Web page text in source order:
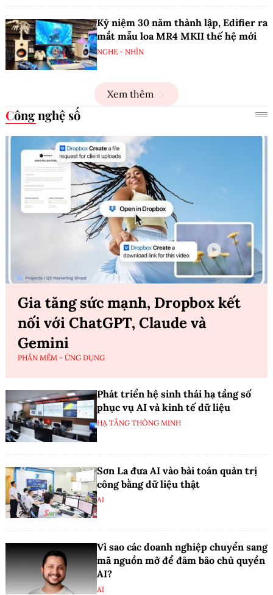
Kỷ niệm 30 năm thành lập, Edifier ra
mắt mẫu loa MR4 MKII thế hệ mới
NGHE - NHÌN
Xem thêm
Công nghệ số
Gia tăng sức mạnh, Dropbox kết
nối với ChatGPT, Claude và
Gemini
PHẦN MỀM - ỨNG DỤNG
Phát triển hệ sinh thái hạ tầng số
phục vụ AI và kinh tế dữ liệu
HẠ TẦNG THÔNG MINH
Sơn La đưa AI vào bài toán quản trị
công bằng dữ liệu thật
AI
Vì sao các doanh nghiệp chuyển sang
mã nguồn mở để đảm bảo chủ quyền
AI?
AI